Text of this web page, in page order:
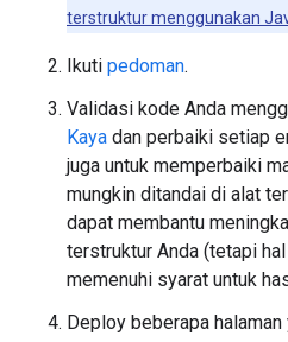
terstruktur menggunakan
Ikuti pedoman.
Validasi kode Anda
Kaya dan perbaiki setiap
juga untuk memperbaiki
mungkin ditandai di alat
dapat membantu
terstruktur Anda (tetapi
memenuhi syarat untuk
Deploy beberapa